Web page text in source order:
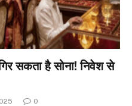
सकता है सोना! निवेश से
0